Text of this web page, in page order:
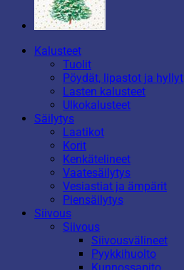
Kalusteet
Tuolit
Pöydät, lipastot ja hyllyt
Lasten kalusteet
Ulkokalusteet
Säilytys
Laatikot
Korit
Kenkätelineet
Vaatesäilytys
Vesiastiat ja ämpärit
Piensäilytys
Siivous
Siivous
Siivousvälineet
Pyykkihuolto
Kunnossapito